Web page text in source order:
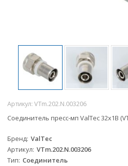
Артикул: VTm.202.N.003206
Соединитель пресс-мп ValTec 32х1В
Бренд ValTec
Артикул VTm.202.N.003206
Тип Соединитель